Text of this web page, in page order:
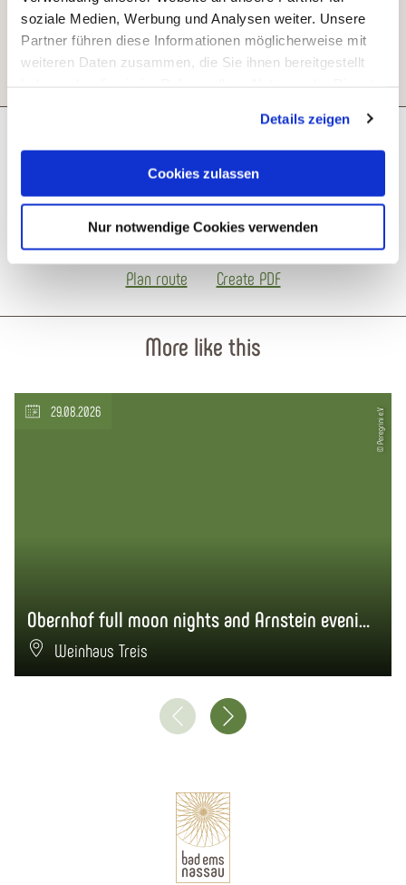
soziale Medien, Werbung und Analysen weiter. Unsere
Partner führen diese Informationen möglicherweise mit
weiteren Daten zusammen, die Sie ihnen bereitgestellt
Cookies, wenn Sie unsere Webseite weiterhin nutzen.
Details zeigen
Cookies zulassen
Nur notwendige Cookies verwenden
Next steps
Plan route Create PDF
More like this
© Peregrini e.V
29.08.2026
Obernhof full moon nights and Arnstein evenings
Weinhaus Treis